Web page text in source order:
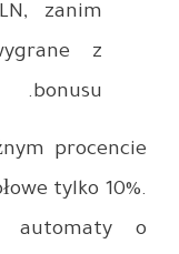
o
będzie
do obrotu
Aby